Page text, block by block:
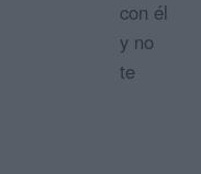
con él
y no
te